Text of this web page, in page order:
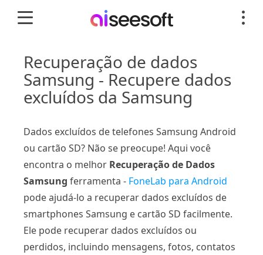
Recuperação de dados
Samsung - Recupere dados
excluídos da Samsung
Dados excluídos de telefones Samsung Android
ou cartão SD? Não se preocupe! Aqui você
encontra o melhor Recuperação de Dados
Samsung ferramenta - FoneLab para Android
pode ajudá-lo a recuperar dados excluídos de
smartphones Samsung e cartão SD facilmente.
Ele pode recuperar dados excluídos ou
perdidos, incluindo mensagens, fotos, contatos